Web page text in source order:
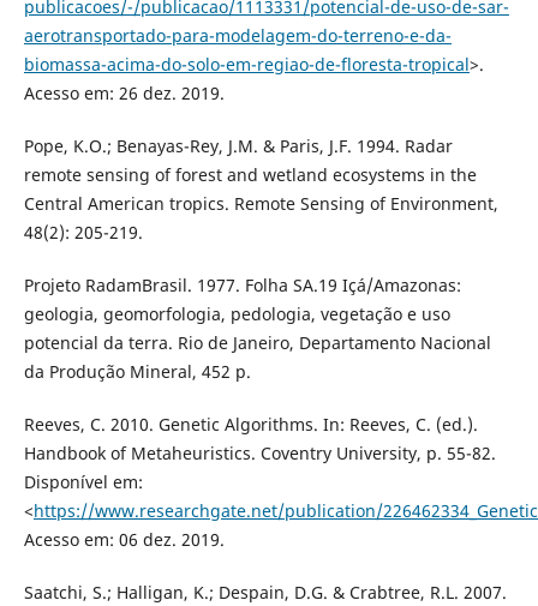
publicacoes/-/publicacao/1113331/potencial-de-uso-de-sar-
aerotransportado-para-modelagem-do-terreno-e-da-
biomassa-acima-do-solo-em-regiao-de-floresta-tropical>.
Acesso em: 26 dez. 2019.
Pope, K.O.; Benayas-Rey, J.M. & Paris, J.F. 1994. Radar
remote sensing of forest and wetland ecosystems in the
Central American tropics. Remote Sensing of Environment,
48(2): 205-219.
Projeto RadamBrasil. 1977. Folha SA.19 Içá/Amazonas:
geologia, geomorfologia, pedologia, vegetação e uso
potencial da terra. Rio de Janeiro, Departamento Nacional
da Produção Mineral, 452 p.
Reeves, C. 2010. Genetic Algorithms. In: Reeves, C. (ed.).
Handbook of Metaheuristics. Coventry University, p. 55-82.
Disponível em:
<https://www.researchgate.net/publication/
Acesso em: 06 dez. 2019.
Saatchi, S.; Halligan, K.; Despain, D.G. & Crabtree, R.L. 2007.